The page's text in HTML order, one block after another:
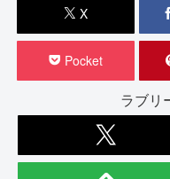
X
Pocket
ラブリ